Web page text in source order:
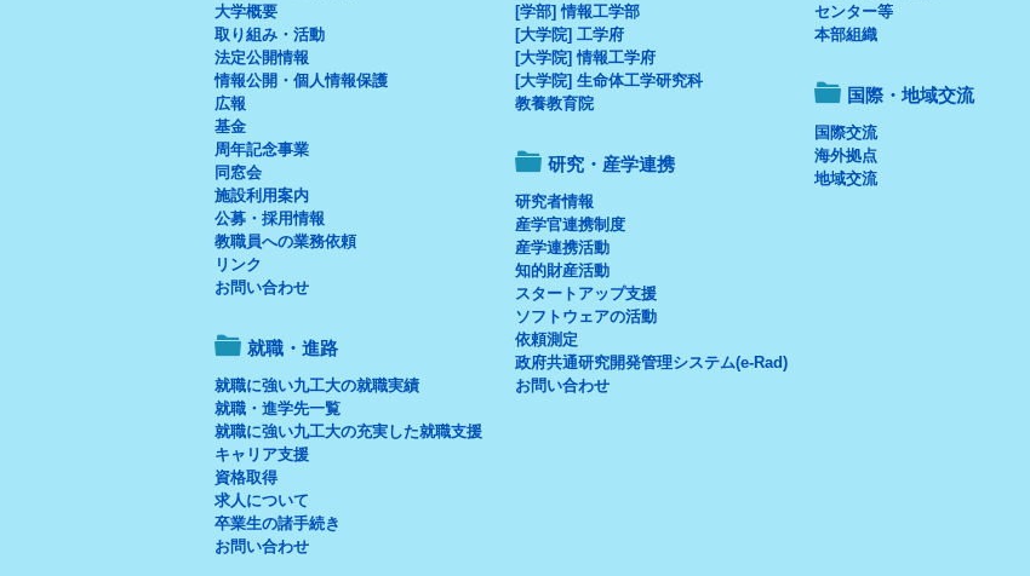
大学概要
取り組み・活動
法定公開情報
情報公開・個人情報保護
広報
基金
周年記念事業
同窓会
施設利用案内
公募・採用情報
教職員への業務依頼
リンク
お問い合わせ
就職・進路
就職に強い九工大の就職実績
就職・進学先一覧
就職に強い九工大の充実した就職支援
キャリア支援
資格取得
求人について
卒業生の諸手続き
お問い合わせ
[学部] 情報工学部
[大学院] 工学府
[大学院] 情報工学府
[大学院] 生命体工学研究科
教養教育院
研究・産学連携
研究者情報
産学官連携制度
産学連携活動
知的財産活動
スタートアップ支援
ソフトウェアの活動
依頼測定
政府共通研究開発管理システム(e-Rad)
お問い合わせ
センター等
本部組織
国際・地域交流
国際交流
海外拠点
地域交流